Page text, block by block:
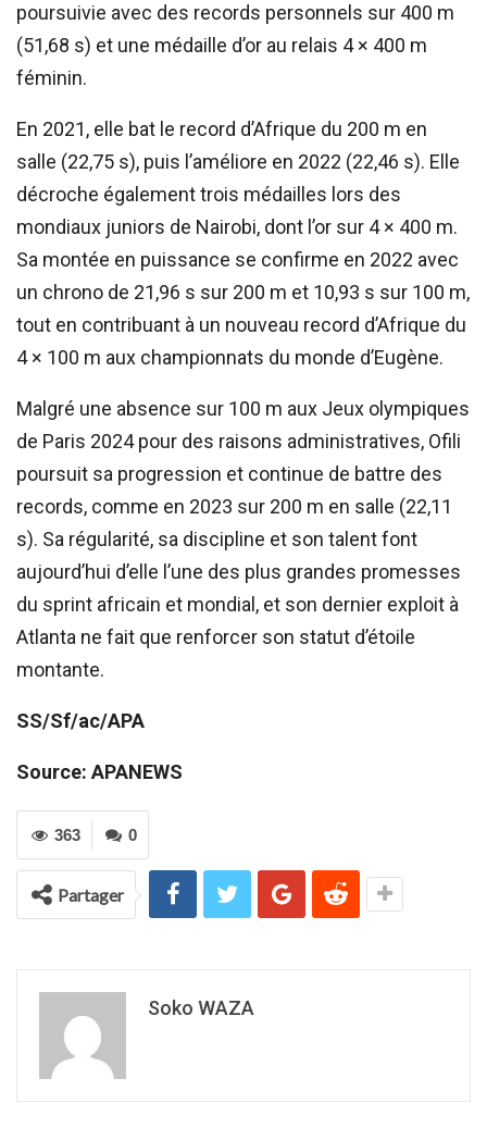
poursuivie avec des records personnels sur 400 m
(51,68 s) et une médaille d’or au relais 4 × 400 m
féminin.
En 2021, elle bat le record d’Afrique du 200 m en
salle (22,75 s), puis l’améliore en 2022 (22,46 s). Elle
décroche également trois médailles lors des
mondiaux juniors de Nairobi, dont l’or sur 4 × 400 m.
Sa montée en puissance se confirme en 2022 avec
un chrono de 21,96 s sur 200 m et 10,93 s sur 100 m,
tout en contribuant à un nouveau record d’Afrique du
4 × 100 m aux championnats du monde d’Eugène.
Malgré une absence sur 100 m aux Jeux olympiques
de Paris 2024 pour des raisons administratives, Ofili
poursuit sa progression et continue de battre des
records, comme en 2023 sur 200 m en salle (22,11
s). Sa régularité, sa discipline et son talent font
aujourd’hui d’elle l’une des plus grandes promesses
du sprint africain et mondial, et son dernier exploit à
Atlanta ne fait que renforcer son statut d’étoile
montante.
SS/Sf/ac/APA
Source: APANEWS
0
363
Partager
Soko WAZA